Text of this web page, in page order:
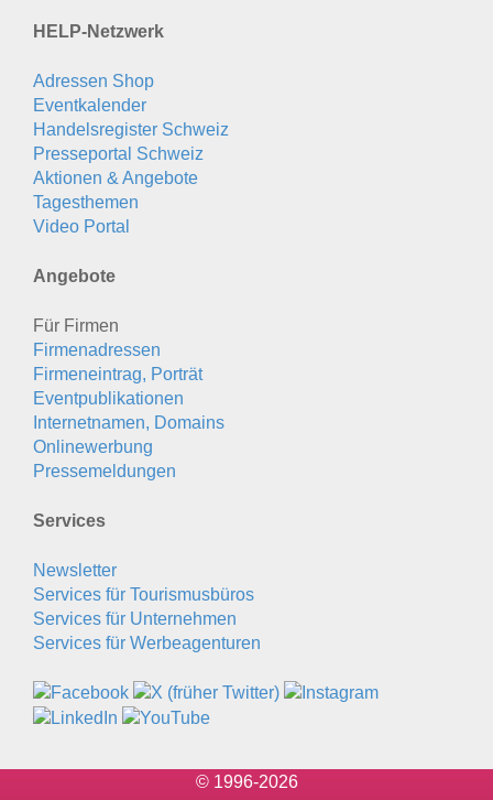
HELP-Netzwerk
Adressen Shop
Eventkalender
Handelsregister Schweiz
Presseportal Schweiz
Aktionen & Angebote
Tagesthemen
Video Portal
Angebote
Für Firmen
Firmenadressen
Firmeneintrag, Porträt
Eventpublikationen
Internetnamen, Domains
Onlinewerbung
Pressemeldungen
Services
Newsletter
Services für Tourismusbüros
Services für Unternehmen
Services für Werbeagenturen
© 1996-2026